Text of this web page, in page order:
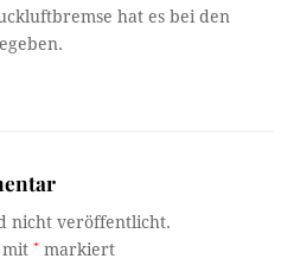
hat es bei den
nicht veröffentlicht.
mit* markiert